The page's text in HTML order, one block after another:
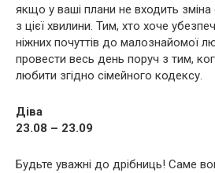
якщо у ваші плани не входить
з цієї хвилини. Тим, хто хоче
ніжних почуттів до малознайомої
провести весь день поруч з тим,
любити згідно сімейного кодексу.
Діва
23.08 – 23.09
Будьте уважні до дрібниць! Саме